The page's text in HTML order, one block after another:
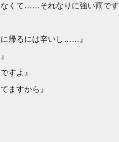
くて……それなりに強い雨です
帰るには辛いし……』
すよ』
ますから』